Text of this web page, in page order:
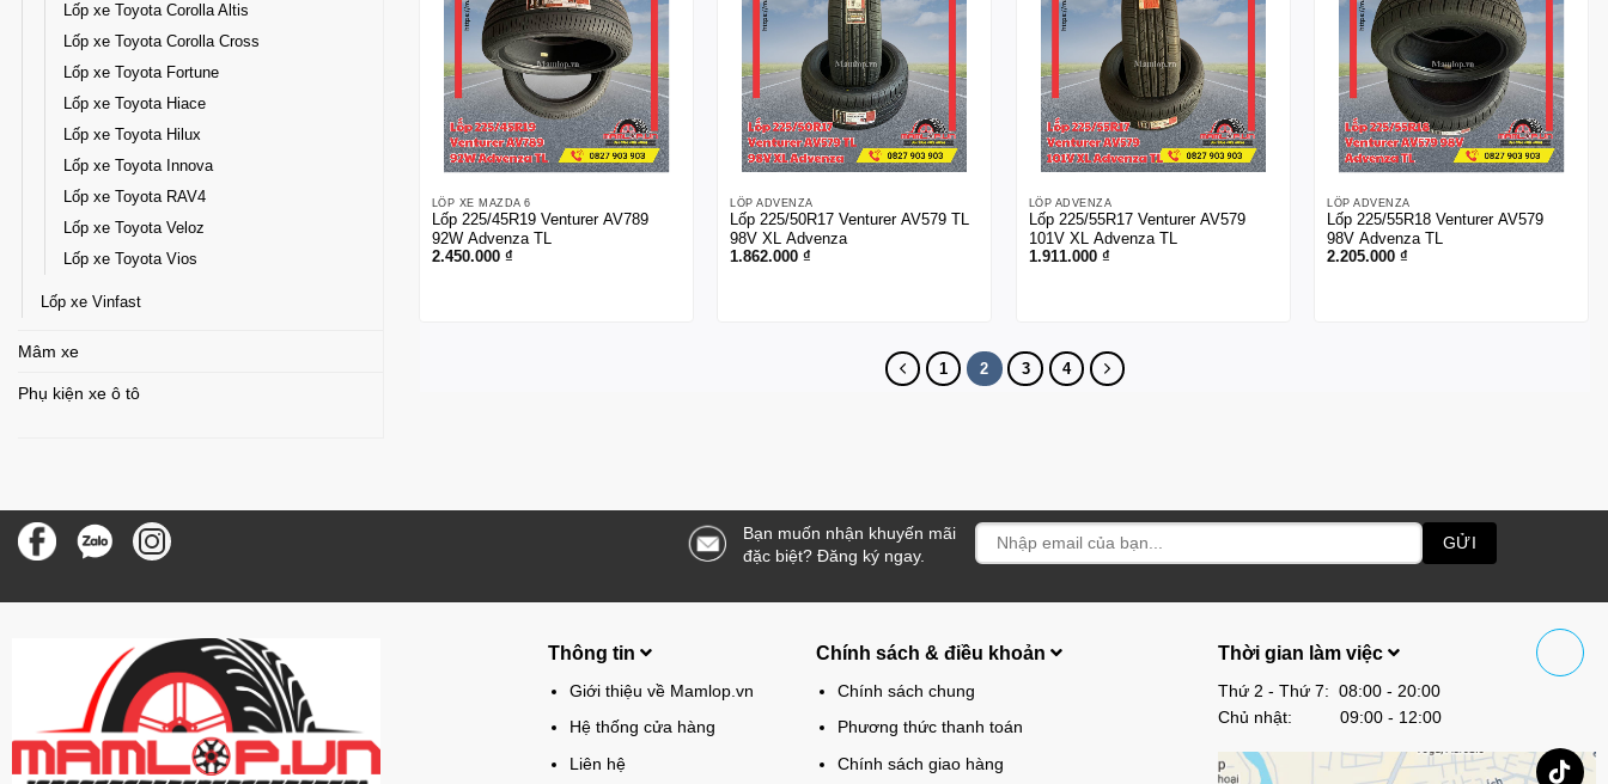
Lốp xe Toyota Corolla Altis
Lốp xe Toyota Corolla Cross
Lốp xe Toyota Fortune
Lốp xe Toyota Hiace
Lốp xe Toyota Hilux
Lốp xe Toyota Innova
Lốp xe Toyota RAV4
Lốp xe Toyota Veloz
Lốp xe Toyota Vios
Lốp xe Vinfast
Mâm xe
Phụ kiện xe ô tô
LỐP XE MAZDA 6
Lốp 225/45R19 Venturer AV789
92W Advenza TL
2.450.000 ₫
LỐP ADVENZA
Lốp 225/50R17 Venturer AV579 TL
98V XL Advenza
1.862.000₫
LỐP ADVENZA
Lốp 225/55R17 Venturer AV579
101V XL Advenza TL
1.911.000 ₫
LỐP ADVENZA
Lốp 225/55R18 Venturer AV579
98V Advenza TL
2.205.000₫
1 2 3 4
Bạn muốn nhận khuyến mãi
đặc biệt? Đăng ký ngay.
Thông tin
Giới thiệu về Mamlop.vn
Hệ thống cửa hàng
Liên hệ
Chính sách & điều khoản
Chính sách chung
Phương thức thanh toán
Chính sách giao hàng
Thời gian làm việc
Thứ 2 - Thứ 7: 08:00 - 20:00
Chủ nhật: 09:00 - 12:00